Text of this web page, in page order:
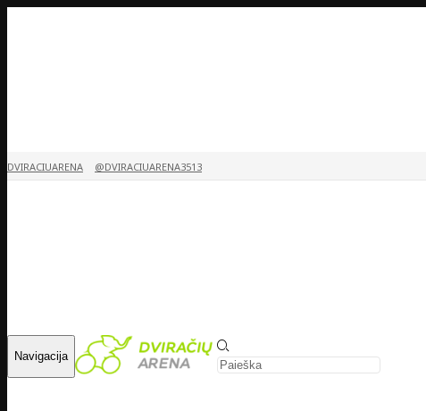
DVIRACIUARENA @DVIRACIUARENA3513
Navigacija